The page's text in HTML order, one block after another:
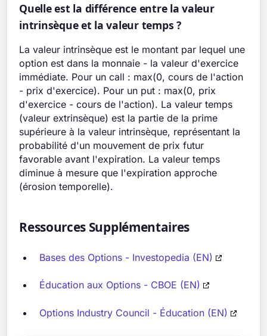
Quelle est la différence entre la valeur
intrinsèque et la valeur temps ?
La valeur intrinsèque est le montant par lequel une
option est dans la monnaie - la valeur d'exercice
immédiate. Pour un call : max(0, cours de l'action
- prix d'exercice). Pour un put : max(0, prix
d'exercice - cours de l'action). La valeur temps
(valeur extrinsèque) est la partie de la prime
supérieure à la valeur intrinsèque, représentant la
probabilité d'un mouvement de prix futur
favorable avant l'expiration. La valeur temps
diminue à mesure que l'expiration approche
(érosion temporelle).
Ressources Supplémentaires
Bases des Options - Investopedia (EN)
Éducation aux Options - CBOE (EN)
Options Industry Council - Éducation (EN)